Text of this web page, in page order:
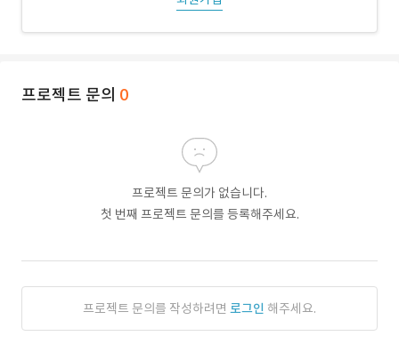
프로젝트 문의 0
프로젝트 문의가 없습니다.
첫 번째 프로젝트 문의를 등록해주세요.
프로젝트 문의를 작성하려면 로그인 해주세요.